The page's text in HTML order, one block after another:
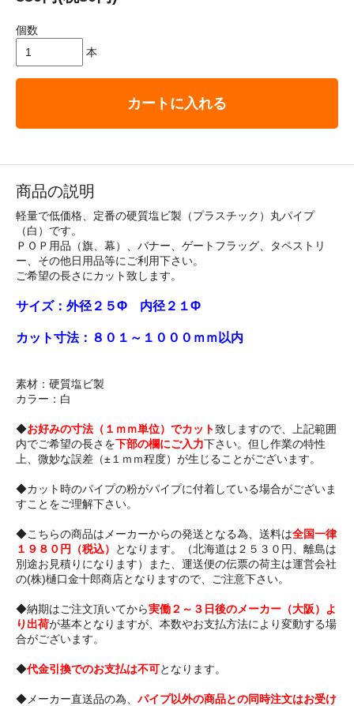
個数
本
カートに入れる
商品の説明
軽量で低価格、定番の硬質塩ビ製（プラスチック）丸パイプ
（白）です。
ＰＯＰ用品（旗、幕）、バナー、ゲートフラッグ、タペストリ
ー、その他日用品等にご利用下さい。
ご希望の長さにカット致します。
サイズ：外径２５Φ 内径２１Φ
カット寸法：８０１～１０００ｍｍ以内
素材：硬質塩ビ製
カラー：白
◆お好みの寸法（１ｍｍ単位）でカット致しますので、上記範囲
内でご希望の長さを下部の欄にご入力下さい。但し作業の特性
上、微妙な誤差（±１ｍｍ程度）が生じることがございます。
◆カット時のパイプの粉がパイプに付着している場合がございま
すことをご理解下さい。
◆こちらの商品はメーカーからの発送となる為、送料は全国一律
１９８０円（税込）
となります。（北海道は２５３０円、離島は
別途お見積りになります）また、運送便の伝票の荷主は運営会社
の(株)樋口金十郎商店となりますので、ご注意下さい。
◆納期はご注文頂いてから実働２～３日後のメーカー（大阪）よ
り出荷が基本となりますが、本数やお支払方法により変動する場
合がございます。
◆代金引換でのお支払は不可となります。
◆メーカー直送品の為、 パイプ以外の商品との同時注文はお受け